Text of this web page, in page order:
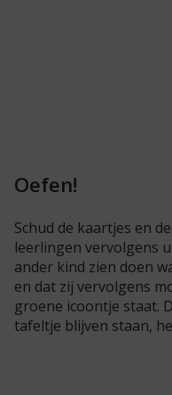
Oefen!
Schud de kaartjes en
leerlingen vervolgens
ander kind zien doen
en dat zij vervolgens
groene icoontje staat.
tafeltje blijven staan,